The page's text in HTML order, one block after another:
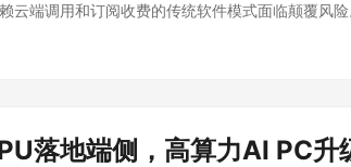
端调用和订阅收费的传统软件模式面临颠覆风险
落地端侧，高算力AI PC升